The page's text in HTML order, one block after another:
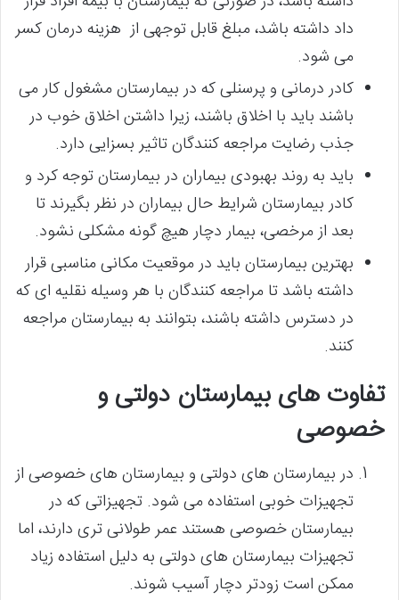
داد داشته باشد، مبلغ قابل توجهی از هزینه درمان کسر
می شود.
کادر درمانی و پرسنلی که در بیمارستان مشغول کار می
باشند باید با اخلاق باشند، زیرا داشتن اخلاق خوب در
جذب رضایت مراجعه کنندگان تاثیر بسزایی دارد.
باید به روند بهبودی بیماران در بیمارستان توجه کرد و
کادر بیمارستان شرایط حال بیماران در نظر بگیرند تا
بعد از مرخصی، بیمار دچار هیچ گونه مشکلی نشود.
بهترین بیمارستان باید در موقعیت مکانی مناسبی قرار
داشته باشد تا مراجعه کنندگان با هر وسیله نقلیه ای که
در دسترس داشته باشند، بتوانند به بیمارستان مراجعه
کنند.
تفاوت های بیمارستان دولتی و
خصوصی
در بیمارستان های دولتی و بیمارستان های خصوصی از
تجهیزات خوبی استفاده می شود. تجهیزاتی که در
بیمارستان خصوصی هستند عمر طولانی تری دارند، اما
تجهیزات بیمارستان های دولتی به دلیل استفاده زیاد
ممکن است زودتر دچار آسیب شوند.